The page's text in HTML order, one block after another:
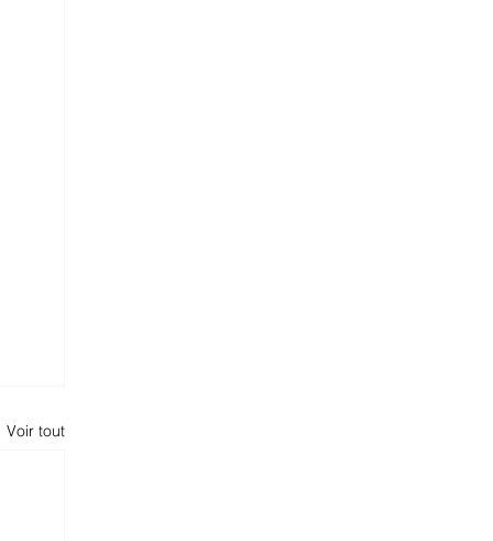
Voir tout